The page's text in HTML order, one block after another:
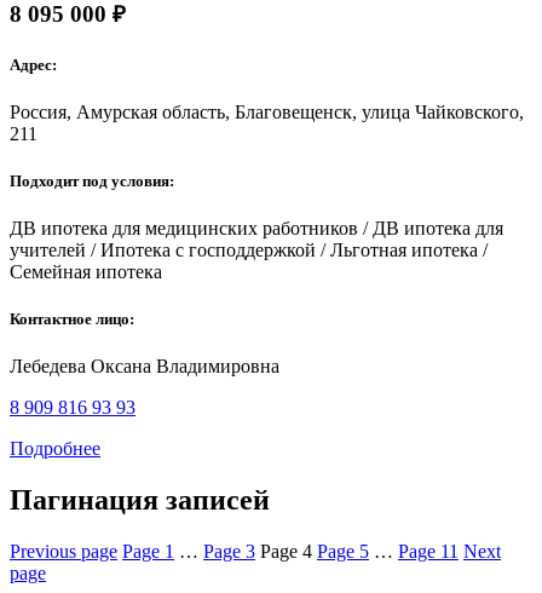
8 095 000 ₽
Адрес:
Россия, Амурская область, Благовещенск, улица Чайковского,
211
Подходит под условия:
ДВ ипотека для медицинских работников /ДВ ипотека для
учителей /Ипотека с господдержкой /Льготная ипотека /
Семейная ипотека
Контактное лицо:
Лебедева Оксана Владимировна
8 909 816 93 93
Подробнее
Пагинация записей
Previous page Page 1 … Page 3 Page 4 Page 5 … Page 11 Next
page